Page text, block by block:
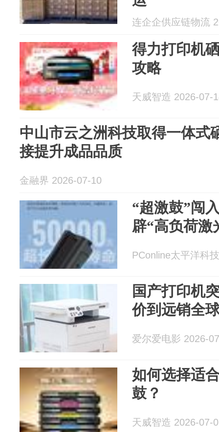
连企企供应链物流
得力打印机
攻略
天威智造 2026-07-
中山市云之洲科技取得一体式
接提升成品品质
金融界 2026-07-10
“超激鼓”闯
辟“高负荷激
PConline太平洋科
国产打印机
价到远销全
爱尔爱电影 2026-
如何选择适
鼓？
天威智造 2026-07-